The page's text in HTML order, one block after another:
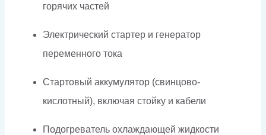
горячих частей
Электрический стартер и генератор
переменного тока
Стартовый аккумулятор (свинцово-
кислотный), включая стойку и кабели
Подогреватель охлаждающей жидкости